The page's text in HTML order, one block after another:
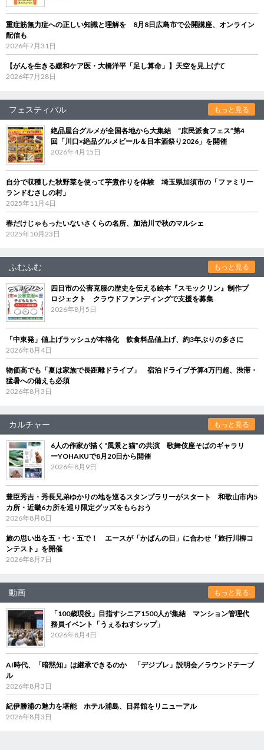
重症筋無力症への正しい知識と理解を 8月8日広島市で公開講座、オンライン
配信も
2026年7月31日
【がんを生きる緩和ケア医・大橋洋平「足し算命」】天空を見上げて
2026年7月28日
フェスティバル もっと見る
絶品屋台グルメが全国各地から大集結 “庶民派食フェス”第4
回「川口×絶品グルメビール＆日本酒祭り2026」を開催
2026年4月15日
自分で収穫した秋野菜を使って芋煮作りを体験 埼玉県加須市の「ファミリー
ランドむさしの村」
2025年11月4日
春だけじゃもったいないさくらの名所、加治川で秋のマルシェ
2025年10月23日
ふむふむ もっと見る
四日市の公害克服の歴史を伝える絵本『スモックリン』制作プ
ロジェクト クラウドファンディングで支援を募集
2026年8月5日
「中東発」値上げラッシュが本格化 飲食料品値上げ、約3年ぶりの多さに
2026年8月4日
物価高でも「夏は家族で長距離ドライブ」 宿泊ドライブ予算4万円超、渋滞・
猛暑への備えも必須
2026年8月3日
カルチャー もっと見る
6人の作家が描く“風景と猫”の共演 歌舞伎座そばのギャラリ
ーYOHAKUで8月20日から開催
2026年8月9日
豊臣秀吉・秀長兄弟ゆかりの地を巡るスタンプラリーがスタート 和歌山市内5
カ所・近畿6カ所を巡り限定グッズをもらおう
2026年8月8日
旅の思い出を五・七・五で！ エースが「かばんの日」に合わせ「旅行川柳コ
ンテスト」を開催
2026年8月7日
動画 もっと見る
「100歳現役」目指すシニア1500人が集結 マンション管理代
務員イベント「うぇるねすシップ」
2026年8月4日
AI時代、「暗黙知」は継承できるのか 「デジブレ」説明会／ラウンドテーブ
ル
2026年8月3日
紀伊勝浦の魅力を堪能 ホテル浦島、日昇館をリニューアル
2026年8月3日